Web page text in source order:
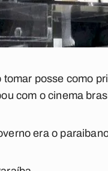
tomar posse como
com o cinema
era o